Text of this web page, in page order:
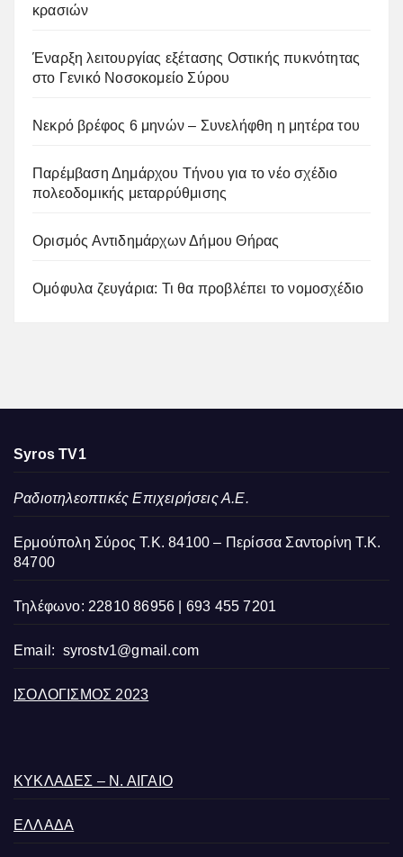
κρασιών
Έναρξη λειτουργίας εξέτασης Οστικής πυκνότητας
στο Γενικό Νοσοκομείο Σύρου
Νεκρό βρέφος 6 μηνών – Συνελήφθη η μητέρα του
Παρέμβαση Δημάρχου Τήνου για το νέο σχέδιο
πολεοδομικής μεταρρύθμισης
Ορισμός Αντιδημάρχων Δήμου Θήρας
Ομόφυλα ζευγάρια: Τι θα προβλέπει το νομοσχέδιο
Syros TV1
Ραδιοτηλεοπτικές Επιχειρήσεις Α.Ε.
Ερμούπολη Σύρος Τ.Κ. 84100 – Περίσσα Σαντορίνη Τ.Κ.
84700
Τηλέφωνο: 22810 86956 | 693 455 7201
Email: syrostv1@gmail.com
ΙΣΟΛΟΓΙΣΜΟΣ 2023
ΚΥΚΛΑΔΕΣ – Ν. ΑΙΓΑΙΟ
ΕΛΛΑΔΑ